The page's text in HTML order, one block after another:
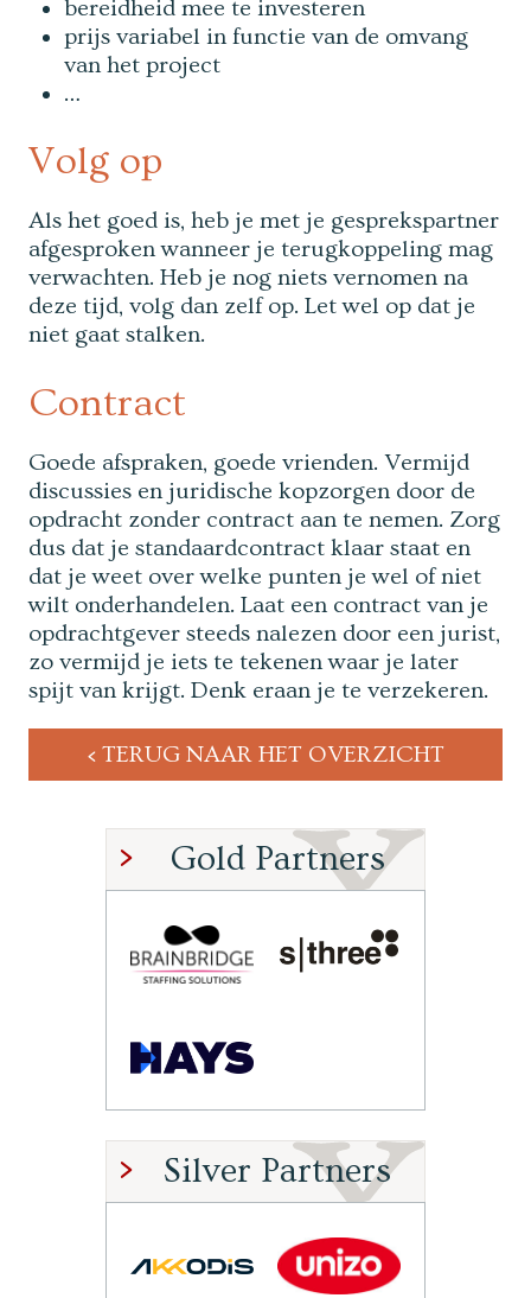
bereidheid mee te investeren
prijs variabel in functie van de omvang
van het project
…
Volg op
Als het goed is, heb je met je gesprekspartner
afgesproken wanneer je terugkoppeling mag
verwachten. Heb je nog niets vernomen na
deze tijd, volg dan zelf op. Let wel op dat je
niet gaat stalken.
Contract
Goede afspraken, goede vrienden. Vermijd
discussies en juridische kopzorgen door de
opdracht zonder contract aan te nemen. Zorg
dus dat je standaardcontract klaar staat en
dat je weet over welke punten je wel of niet
wilt onderhandelen. Laat een contract van je
opdrachtgever steeds nalezen door een jurist,
zo vermijd je iets te tekenen waar je later
spijt van krijgt. Denk eraan je te verzekeren.
TERUG NAAR HET OVERZICHT
Gold Partners
Silver Partners